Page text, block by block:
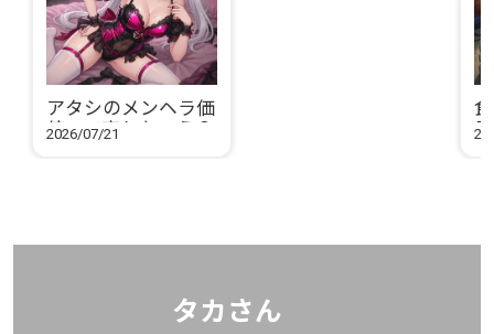
アタシのメンヘラ価
値って売れちゃう？
2026/07/21
タカさん